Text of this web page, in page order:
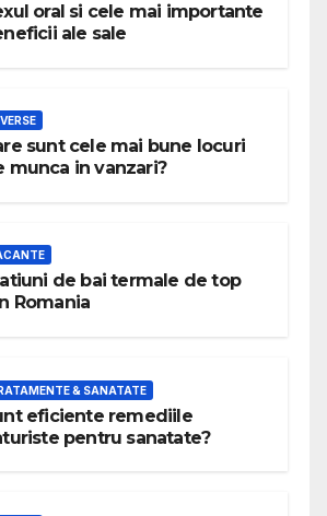
oral si cele mai importante
ale sale
sunt cele mai bune locuri
munca in vanzari?
de bai termale de top
Romania
& SANATATE
eficiente remediile
pentru sanatate?